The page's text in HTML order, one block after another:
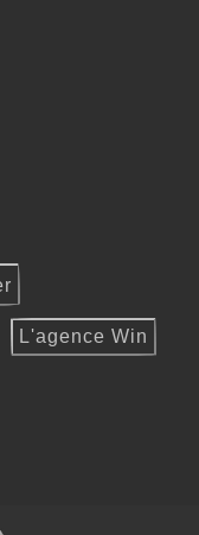
L'agence Win